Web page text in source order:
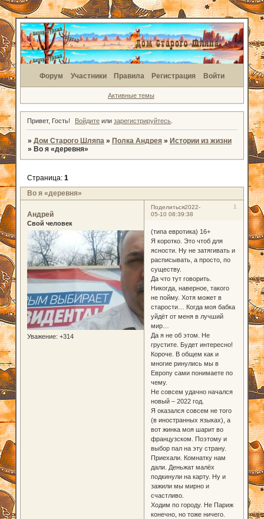
Форум Участники Правила Регистрация Войти
Активные темы
Привет, Гость! Войдите илизарегистрируйтесь
» Дом Старого Шляпа » Полка Андрея » Истории из жизни
» Во я «деревня»
Во я «деревня»
Страница: 1
Поделиться 1
2022-
05-10 08:39:38
Андрей
Свой человек
Уважение: +314
(типа евротика) 16+
Я коротко. Это чтоб для
ясности. Ну не затягивать и
расписывать, а просто, по
существу.
Да что тут говорить.
Никогда, наверное, такого
не пойму. Хотя может в
старости… Когда моя бабка
уйдёт от меня в лучший
мир…
Да я не об этом. Не
грустите. Будет интересно!
Короче. В общем как и
многие ринулись мы в
Европу сами понимаете по
чему.
Не совсем удачно начался
новый – 2022 год.
Я оказался совсем не того
(в иностранных языках), а
вот жинка моя шарит во
французском. Поэтому и
выбор пал на эту страну.
Приехали. Комнатку нам
дали. Деньжат малёх
подкинули на карту. Ну и
зажили мы мирно и
счастливо.
Ходим по городу. Не Париж
конечно, но тоже ничего.